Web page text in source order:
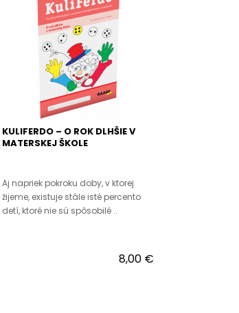
KULIFERDO – O ROK DLHŠIE V
MATERSKEJ ŠKOLE
Aj napriek pokroku doby, v ktorej
žijeme, existuje stále isté percento
detí, ktoré nie sú spôsobilé ..
8,00 €